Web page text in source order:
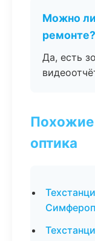
Можно ли
ремонте?
Да, есть
Похожие
оптика